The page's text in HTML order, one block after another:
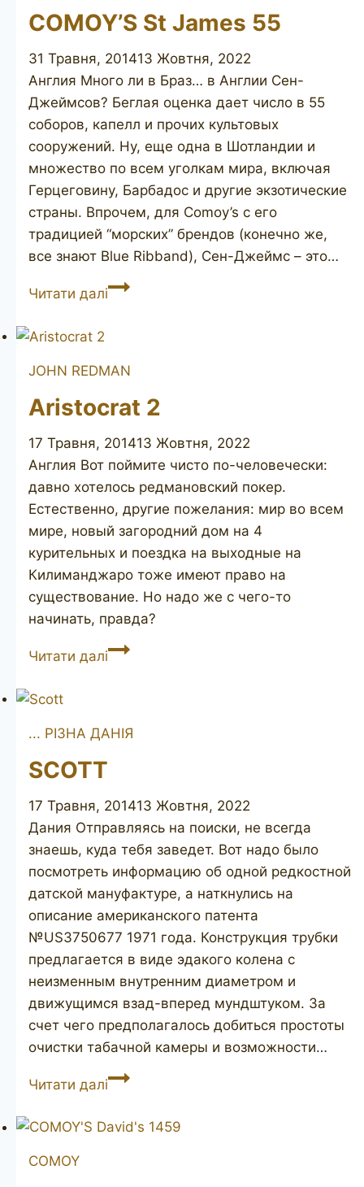
COMOY’S St James 55
31 Травня, 201413 Жовтня, 2022
Англия Много ли в Браз… в Англии Сен-
Джеймсов? Беглая оценка дает число в 55
соборов, капелл и прочих культовых
сооружений. Ну, еще одна в Шотландии и
множество по всем уголкам мира, включая
Герцеговину, Барбадос и другие экзотические
страны. Впрочем, для Comoy’s с его
традицией “морских” брендов (конечно же,
все знают Blue Ribband), Сен-Джеймс – это…
Читати даліCOMOY’S
JOHN REDMAN
Aristocrat 2
17 Травня, 201413 Жовтня, 2022
Англия Вот поймите чисто по-человечески:
давно хотелось редмановский покер.
Естественно, другие пожелания: мир во всем
мире, новый загородний дом на 4
курительных и поездка на выходные на
Килиманджаро тоже имеют право на
существование. Но надо же с чего-то
начинать, правда?
Читати даліAristocrat
... РІЗНА ДАНІЯ
SCOTT
17 Травня, 201413 Жовтня, 2022
Дания Отправляясь на поиски, не всегда
знаешь, куда тебя заведет. Вот надо было
посмотреть информацию об одной редкостной
датской мануфактуре, а наткнулись на
описание американского патента
№US3750677 1971 года. Конструкция трубки
предлагается в виде эдакого колена с
неизменным внутренним диаметром и
движущимся взад-вперед мундштуком. За
счет чего предполагалось добиться простоты
очистки табачной камеры и возможности…
Читати даліSCOTT
COMOY